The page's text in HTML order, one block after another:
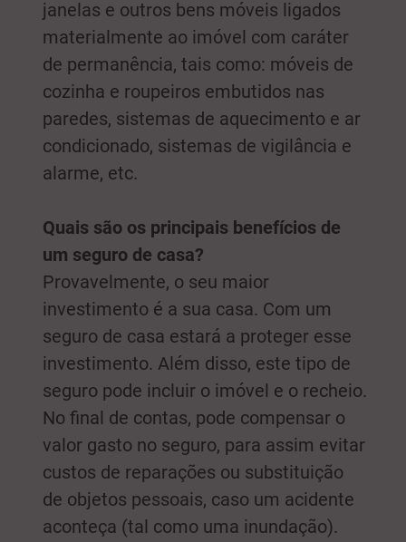
janelas e outros bens móveis ligados
materialmente ao imóvel com caráter
de permanência, tais como: móveis de
cozinha e roupeiros embutidos nas
paredes, sistemas de aquecimento e ar
condicionado, sistemas de vigilância e
alarme, etc.
Quais são os principais benefícios de
um seguro de casa?
Provavelmente, o seu maior
investimento é a sua casa. Com um
seguro de casa estará a proteger esse
investimento. Além disso, este tipo de
seguro pode incluir o imóvel e o recheio.
No final de contas, pode compensar o
valor gasto no seguro, para assim evitar
custos de reparações ou substituição
de objetos pessoais, caso um acidente
aconteça (tal como uma inundação).